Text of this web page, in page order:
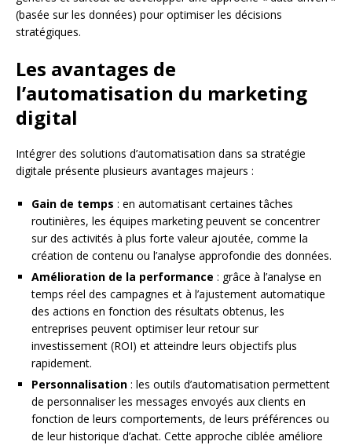
(basée sur les données) pour optimiser les décisions
stratégiques.
Les avantages de
l’automatisation du marketing
digital
Intégrer des solutions d’automatisation dans sa stratégie
digitale présente plusieurs avantages majeurs :
Gain de temps : en automatisant certaines tâches
routinières, les équipes marketing peuvent se concentrer
sur des activités à plus forte valeur ajoutée, comme la
création de contenu ou l’analyse approfondie des données.
Amélioration de la performance : grâce à l’analyse en
temps réel des campagnes et à l’ajustement automatique
des actions en fonction des résultats obtenus, les
entreprises peuvent optimiser leur retour sur
investissement (ROI) et atteindre leurs objectifs plus
rapidement.
Personnalisation : les outils d’automatisation permettent
de personnaliser les messages envoyés aux clients en
fonction de leurs comportements, de leurs préférences ou
de leur historique d’achat. Cette approche ciblée améliore